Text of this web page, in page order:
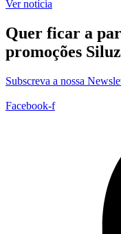
Ver notícia
Quer ficar a
promoções
Subscreva a nossa
Facebook-f